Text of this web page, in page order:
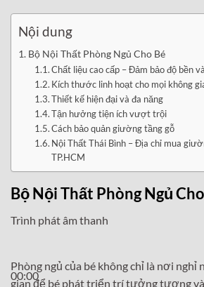
Nội dung
Bộ Nội Thất Phòng Ngủ Cho Bé
Chất liệu cao cấp – Đảm bảo độ bền
Kích thước linh hoạt cho mọi không
Thiết kế hiện đại và đa năng
Tận hưởng tiện ích vượt trội
Cách bảo quản giường tầng gỗ
Nội Thất Thái Bình – Địa chỉ mua
TP.HCM
Bộ Nội Thất Phòng Ngủ
Trình phát âm thanh
00:00
Phòng ngủ của bé không chỉ là nơi nghỉ
gian để bé phát triển trí tưởng tượng và